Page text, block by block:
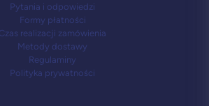
Pytania i odpowiedzi
Formy płatności
Czas realizacji zamówienia
Metody dostawy
Regulaminy
Polityka prywatności